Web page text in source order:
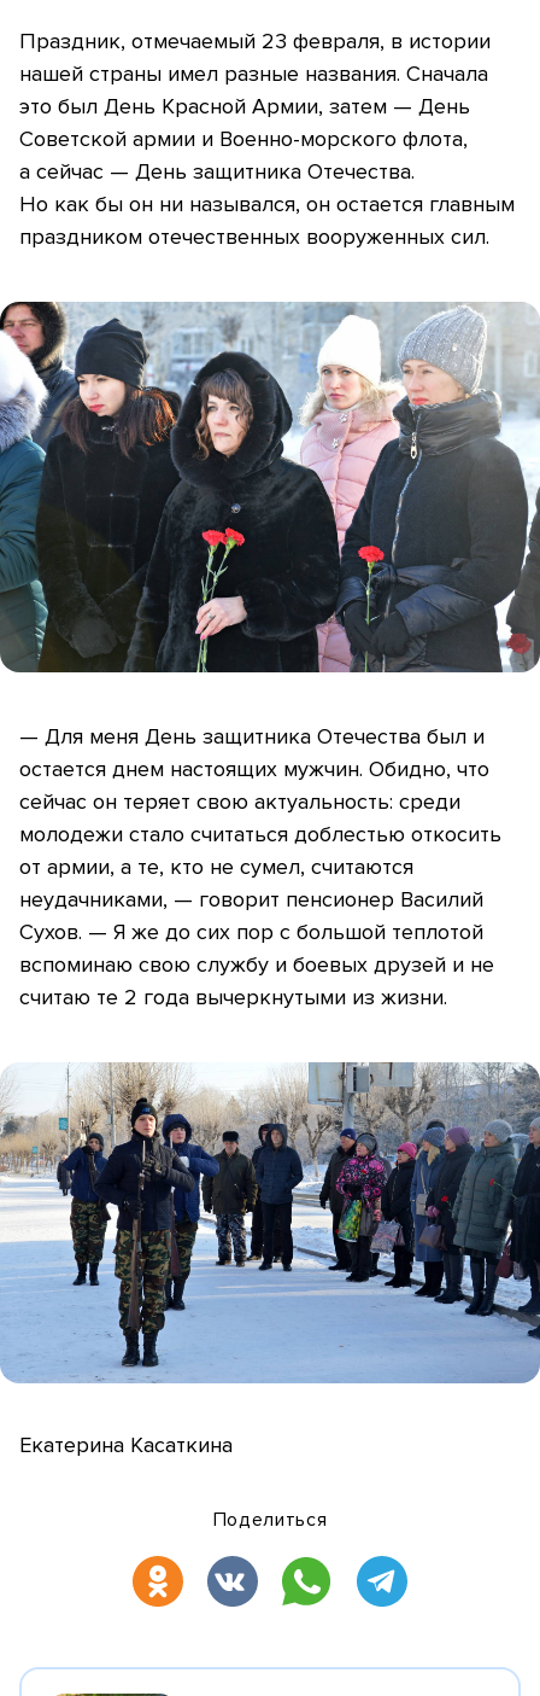
Праздник, отмечаемый 23 февраля, в истории
нашей страны имел разные названия. Сначала
это был День Красной Армии, затем — День
Советской армии и Военно-морского флота,
а сейчас — День защитника Отечества.
Но как бы он ни назывался, он остается главным
праздником отечественных вооруженных сил.
— Для меня День защитника Отечества был и
остается днем настоящих мужчин. Обидно, что
сейчас он теряет свою актуальность: среди
молодежи стало считаться доблестью откосить
от армии, а те, кто не сумел, считаются
неудачниками, — говорит пенсионер Василий
Сухов. — Я же до сих пор с большой теплотой
вспоминаю свою службу и боевых друзей и не
считаю те 2 года вычеркнутыми из жизни.
Екатерина Касаткина
Поделиться